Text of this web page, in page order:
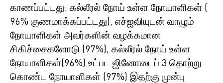
காணப்பட்டது: கல்லீரல் நோய் உள்ள நோயாளிகள் (
96% குணமாக்கப்பட்டது), எச்ஐவியுடன் வாழும்
நோயாளிகள் அவர்களின் வழக்கமான
சிகிச்சைகளோடு (97%), கல்லீரல் நோய் உள்ள
நோயாளிகள்(96%) உட்பட ஜினோடைப் 3 தொற்று
கொண்ட நோயாளிகள் (97%) இதற்கு முன்பு